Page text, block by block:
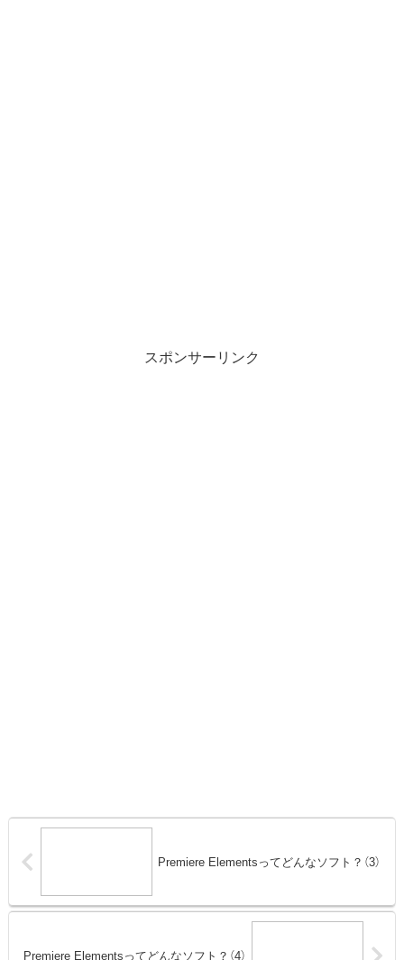
スポンサーリンク
Premiere Elementsってどんなソフト？（3）
Premiere Elementsってどんなソフト？（4）